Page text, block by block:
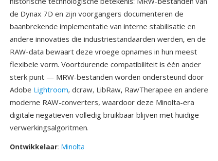
de Dynax 7D en zijn voorgangers documenteren de
baanbrekende implementatie van interne stabilisatie en
andere innovaties die industriestandaarden werden, en de
RAW-data bewaart deze vroege opnames in hun meest
flexibele vorm. Voortdurende compatibiliteit is één ander
sterk punt — MRW-bestanden worden ondersteund door
Adobe Lightroom, dcraw, LibRaw, RawTherapee en andere
moderne RAW-converters, waardoor deze Minolta-era
digitale negatieven volledig bruikbaar blijven met huidige
verwerkingsalgoritmen.
Ontwikkelaar: Minolta